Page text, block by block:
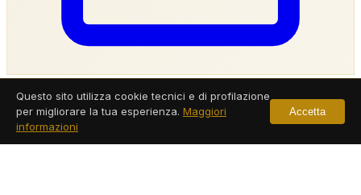
Investigatore Privato Verbania
Servizi a Verbania
Questo sito utilizza cookie tecnici e di profilazione
per migliorare la tua esperienza. Maggiori
informazioni
Accetta